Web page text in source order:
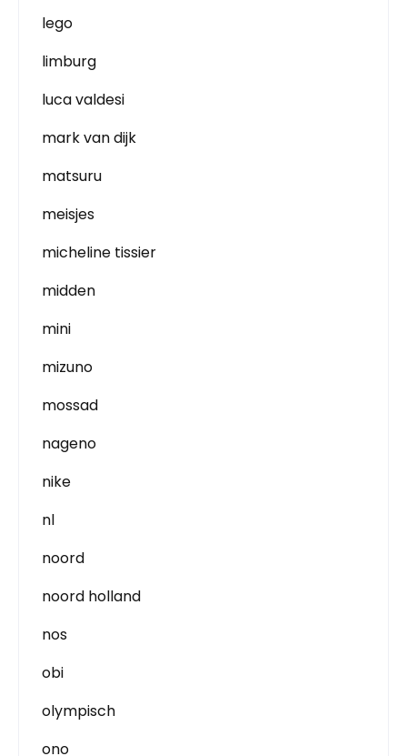
lego
limburg
luca valdesi
mark van dijk
matsuru
meisjes
micheline tissier
midden
mini
mizuno
mossad
nageno
nike
nl
noord
noord holland
nos
obi
olympisch
ono